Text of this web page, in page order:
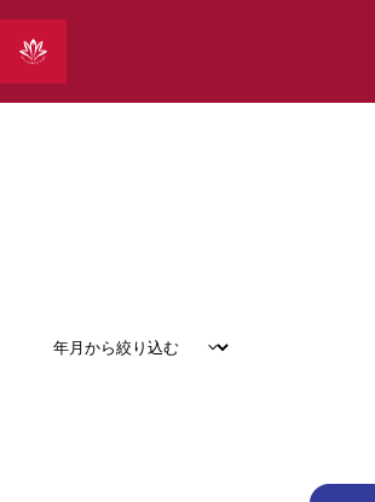
News